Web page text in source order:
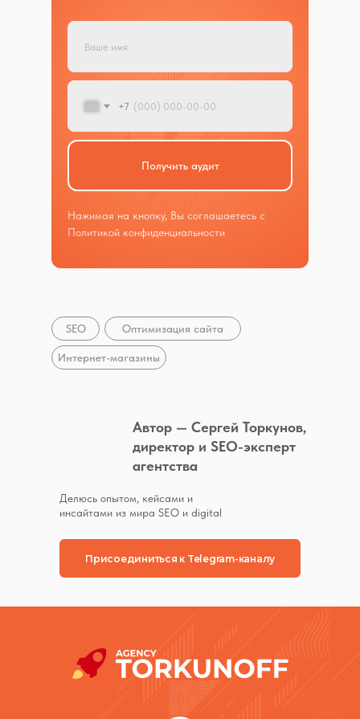
+7
Получить аудит
Нажимая на кнопку, Вы соглашаетесь с
Политикой конфиденциальности
SEO
Интернет-магазины
Оптимизация сайта
Автор — Сергей Торкунов,
директор и SEO-эксперт
агентства
Присоединиться к Telegram-каналу
Делюсь опытом, кейсами и
инсайтами из мира SEO и digital